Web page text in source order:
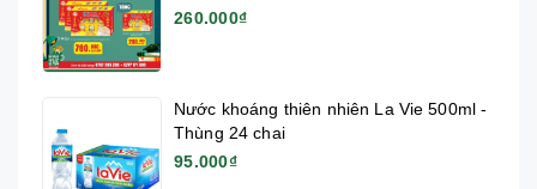
260.000₫
Nước khoáng thiên nhiên La Vie 500ml -
Thùng 24 chai
95.000₫